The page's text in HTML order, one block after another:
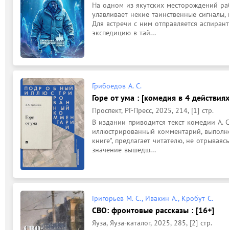
На одном из якутских месторождений
улавливает некие таинственные
Для встречи с ним отправляется
экспедицию в тай...
Грибоедов А. С.
Горе от ума : [комедия в 4
Проспект, РГ-Пресс, 2025, 214, [1] стр.
В издании приводится текст комедии А.
иллюстрированный комментарий,
книге", предлагает читателю, не
значение вышедш...
Григорьев М. С., Ивакин А., Кробут С.
СВО: фронтовые рассказы : [16+]
Яуза, Яуза-каталог, 2025, 285, [2] стр.